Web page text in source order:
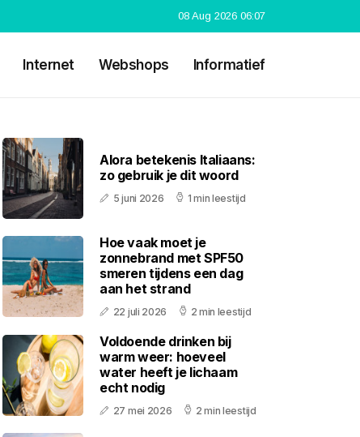
08 Aug 2026 06:07
Internet Webshops Informatief
Alora betekenis Italiaans:
zo gebruik je dit woord
5 juni 2026 1 min leestijd
Hoe vaak moet je
zonnebrand met SPF50
smeren tijdens een dag
aan het strand
22 juli 2026 2 min leestijd
Voldoende drinken bij
warm weer: hoeveel
water heeft je lichaam
echt nodig
27 mei 2026 2 min leestijd